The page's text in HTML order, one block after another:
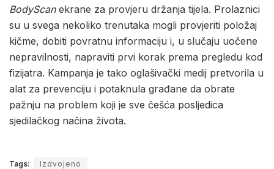
BodyScanekrane za provjeru držanja tijela. Prolaznici
su u svega nekoliko trenutaka mogli provjeriti položaj
kičme, dobiti povratnu informaciju i, u slučaju uočene
nepravilnosti, napraviti prvi korak prema pregledu kod
fizijatra. Kampanja je tako oglašivački medij pretvorila u
alat za prevenciju i potaknula građane da obrate
pažnju na problem koji je sve češća posljedica
sjedilačkog načina života.
Tags: Izdvojeno